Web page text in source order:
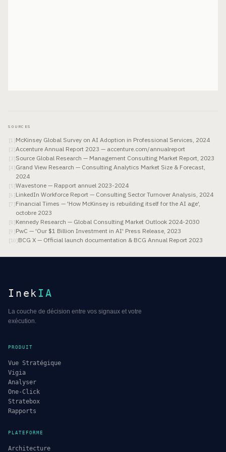
SOURCES
[1 ]McKinsey Global Survey on AI Adoption in Professional Services, 2024
[2]Accenture Annual Report 2023 — accenture.com/annualreport
[ 3]Source Global Research — Management Consulting Market Report, 2023
[4 ]Grand View Research — Consulting Analytics Market Size & Forecast,
2024
[5]Wavestone — Rapport annuel 2023-2024
[6 ]LinkedIn Workforce Report — Consulting Sector Turnover Analysis, 2024
[7 ]Financial Times — 'How McKinsey is rebuilding itself for the AI age',
octobre 2023
[8]Kennedy Research — Global Consulting Market Outlook 2024-2030
[9 ]PwC — 'Our $1 Billion Investment in AI' Press Release, 2023
[10]BCG X — Official launch documentation & BCG Annual Report 2023
Inek IA
La couche de décision entre vos signaux et votre
exécution.
PRODUIT
Vue Stratégique
Vigia
Analyser
One-Click
Stratebox
Rapports
PLATEFORME
Architecture